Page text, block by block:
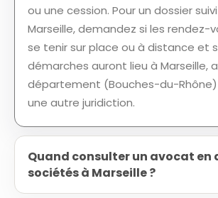
ou une cession. Pour un dossier
Marseille, demandez si les rendez-
se tenir sur place ou à distance et
démarches auront lieu à Marseille,
département (Bouches-du-
une autre juridiction.
Quand consulter un avocat en
sociétés à Marseille ?